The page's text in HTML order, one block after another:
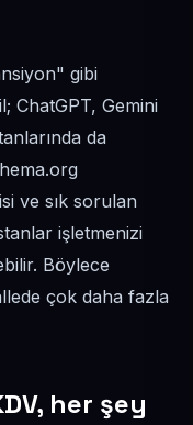
gibi
ChatGPT, Gemini
da
ve sık sorulan
işletmenizi
Böylece
çok daha fazla
her şey